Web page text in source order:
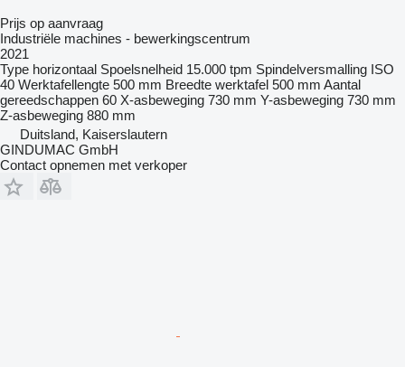
Prijs op aanvraag
Industriële machines - bewerkingscentrum
2021
Type horizontaal Spoelsnelheid 15.000 tpm Spindelversmalling ISO
40 Werktafellengte 500 mm Breedte werktafel 500 mm Aantal
gereedschappen 60 X-asbeweging 730 mm Y-asbeweging 730 mm
Z-asbeweging 880 mm
Duitsland, Kaiserslautern
GINDUMAC GmbH
Contact opnemen met verkoper